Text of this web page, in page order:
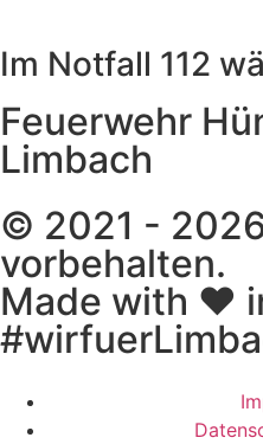
Im Notfall 112
Feuerwehr
Limbach
© 2021 -
vorbehalten.
Made with ❤